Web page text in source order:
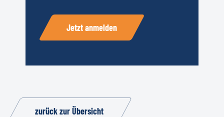
Jetzt anmelden
zurück zur Übersicht